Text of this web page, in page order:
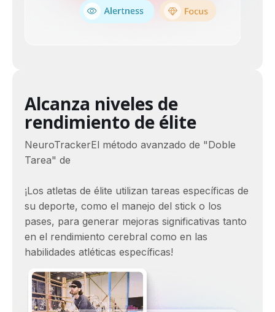
Alcanza niveles de
rendimiento de élite
NeuroTrackerEl método avanzado de "Doble
Tarea" de
¡Los atletas de élite utilizan tareas específicas de
su deporte, como el manejo del stick o los
pases, para generar mejoras significativas tanto
en el rendimiento cerebral como en las
habilidades atléticas específicas!